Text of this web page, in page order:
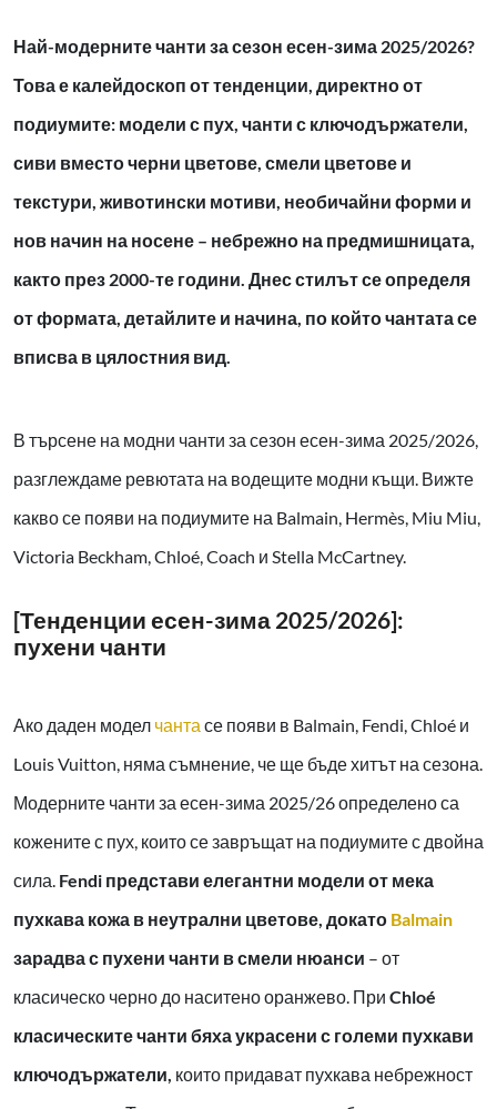
Най-модерните чанти за сезон есен-зима 2025/2026?
Това е калейдоскоп от тенденции, директно от
подиумите: модели с пух, чанти с ключодържатели,
сиви вместо черни цветове, смели цветове и
текстури, животински мотиви, необичайни форми и
нов начин на носене – небрежно на предмишницата,
както през 2000-те години. Днес стилът се определя
от формата, детайлите и начина, по който чантата се
вписва в цялостния вид.
В търсене на модни чанти за сезон есен-зима 2025/2026,
разглеждаме ревютата на водещите модни къщи. Вижте
какво се появи на подиумите на Balmain, Hermès, Miu Miu,
Victoria Beckham, Chloé, Coach и Stella McCartney.
[Тенденции есен-зима 2025/2026]:
пухени чанти
Ако даден модел чанта се появи в Balmain, Fendi, Chloé и
Louis Vuitton, няма съмнение, че ще бъде хитът на сезона.
Модерните чанти за есен-зима 2025/26 определено са
кожените с пух, които се завръщат на подиумите с двойна
сила. Fendi представи елегантни модели от мека
пухкава кожа в неутрални цветове, докато Balmain
зарадва с пухени чанти в смели нюанси – от
класическо черно до наситено оранжево. При Chloé
класическите чанти бяха украсени с големи пухкави
ключодържатели, които придават пухкава небрежност